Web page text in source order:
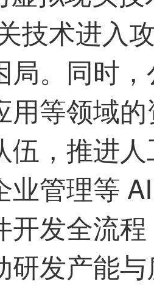
技术进入
局。同时
用等领域
伍，推进
业管理等
开发全流
研发产能